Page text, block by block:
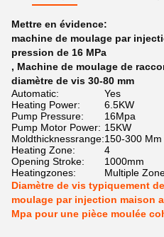
Mettre en évidence:
machine de moulage par
pression de 16 MPa
, Machine de moulage de
diamètre de vis 30-80 mm
Automatic:
Yes
Heating Power:
6.5KW
Pump Pressure:
16Mpa
Pump Motor Power: 15KW
Moldthicknessrange:150-300 Mm
Heating Zone:
4
Opening Stroke:
1000mm
Heatingzones:
Multiple
Diamètre de vis typiquement
moulage par injection maison
Mpa pour une pièce moulée